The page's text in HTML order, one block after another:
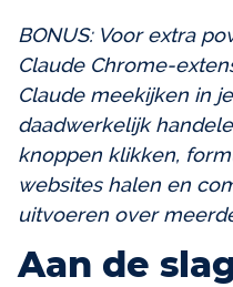
BONUS: Voor extra
Claude Chrome-
Claude meekijken in
daadwerkelijk
knoppen klikken,
websites halen en
uitvoeren over
Aan de